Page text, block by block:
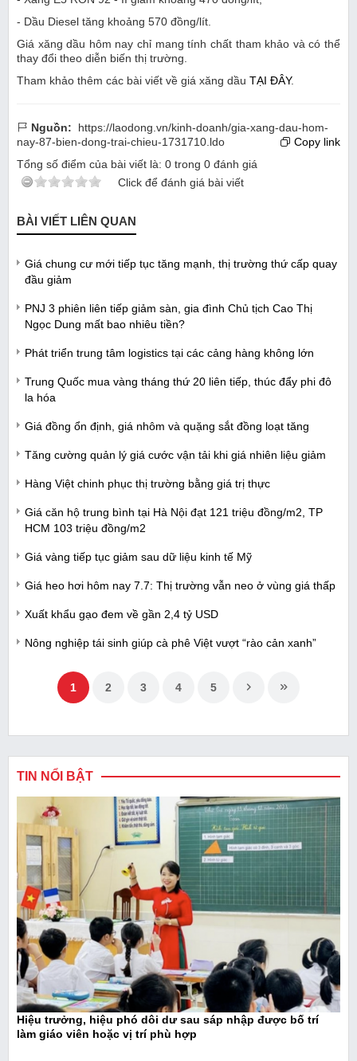
- Dầu Diesel tăng khoảng 570 đồng/lít.
Giá xăng dầu hôm nay chỉ mang tính chất tham khảo và có thể
thay đổi theo diễn biến thị trường.
Tham khảo thêm các bài viết về giá xăng dầu TẠI ĐÂY.
Nguồn:
https://laodong.vn/kinh-doanh/gia-xang-dau-hom-
nay-87-bien-dong-trai-chieu-1731710.ldo
Copy link
Tổng số điểm của bài viết là: 0 trong 0 đánh giá
Click để đánh giá bài viết
BÀI VIẾT LIÊN QUAN
Giá chung cư mới tiếp tục tăng mạnh, thị trường thứ cấp quay
đầu giảm
PNJ 3 phiên liên tiếp giảm sàn, gia đình Chủ tịch Cao Thị
Ngọc Dung mất bao nhiêu tiền?
Phát triển trung tâm logistics tại các cảng hàng không lớn
Trung Quốc mua vàng tháng thứ 20 liên tiếp, thúc đẩy phi đô
la hóa
Giá đồng ổn định, giá nhôm và quặng sắt đồng loạt tăng
Tăng cường quản lý giá cước vận tải khi giá nhiên liệu giảm
Hàng Việt chinh phục thị trường bằng giá trị thực
Giá căn hộ trung bình tại Hà Nội đạt 121 triệu đồng/m2, TP
HCM 103 triệu đồng/m2
Giá vàng tiếp tục giảm sau dữ liệu kinh tế Mỹ
Giá heo hơi hôm nay 7.7: Thị trường vẫn neo ở vùng giá thấp
Xuất khẩu gạo đem về gần 2,4 tỷ USD
Nông nghiệp tái sinh giúp cà phê Việt vượt “rào cản xanh”
1 2 3 4 5
TIN NỔI BẬT
Hiệu trưởng, hiệu phó dôi dư sau sáp nhập được bố trí
làm giáo viên hoặc vị trí phù hợp